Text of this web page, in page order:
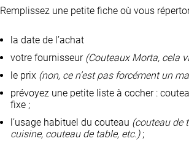
Remplissez une petite fiche où vous
la date de l’achat
votre fournisseur (Couteaux Morta, cela
le prix (non, ce n’est pas forcément un
prévoyez une petite liste à cocher :
fixe ;
l’usage habituel du couteau (couteau de
cuisine, couteau de table, etc.);